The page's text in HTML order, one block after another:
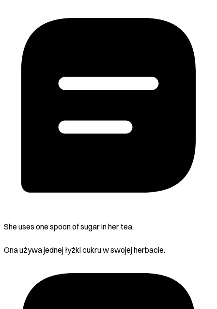
She uses one spoon of sugar in her tea.
Ona używa jednej łyżki cukru w swojej herbacie.